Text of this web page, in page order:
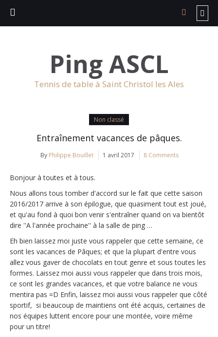
Ping ASCL
Tennis de table à Saint Christol les Ales
Non classé
Entraînement vacances de pâques.
By Philippe Bouillet 1 avril 2017 8 Comments
Bonjour à toutes et à tous.
Nous allons tous tomber d'accord sur le fait que cette saison
2016/2017 arrive à son épilogue, que quasiment tout est joué,
et qu'au fond à quoi bon venir s'entraîner quand on va bientôt
dire ''A l'année prochaine'' à la salle de ping …
Eh bien laissez moi juste vous rappeler que cette semaine, ce
sont les vacances de Pâques; et que la plupart d'entre vous
allez vous gaver de chocolats en tout genre et sous toutes les
formes. Laissez moi aussi vous rappeler que dans trois mois,
ce sont les grandes vacances, et que votre balance ne vous
mentira pas =D Enfin, laissez moi aussi vous rappeler que côté
sportif, si beaucoup de maintiens ont été acquis, certaines de
nos équipes luttent encore pour une montée, voire même
pour un titre!